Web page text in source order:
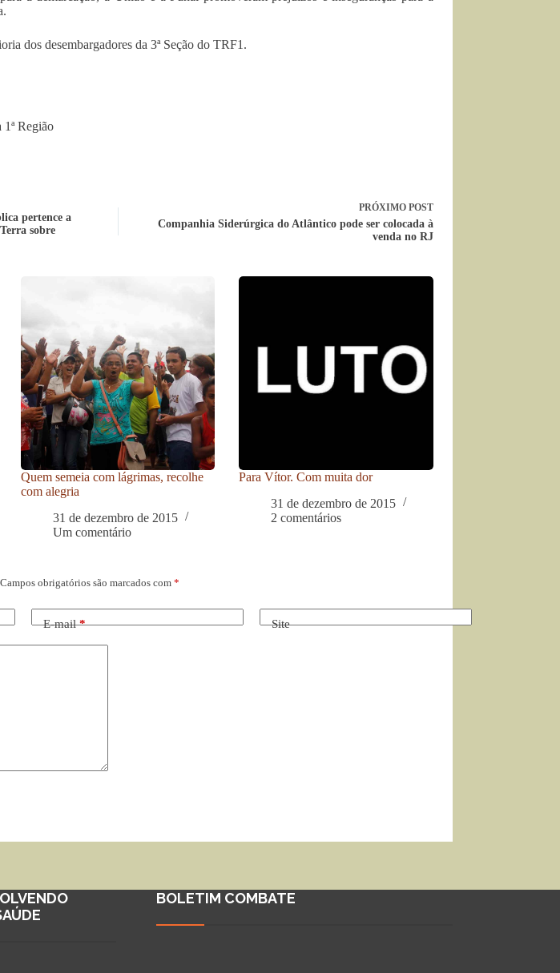
dos desembargadores da 3ª Seção do TRF1.
Região
pertence a
sobre
PRÓXIMO POST
Companhia Siderúrgica do Atlântico pode ser colocada à
venda no RJ
Quem semeia com lágrimas, recolhe
com alegria
31 de dezembro de 2015
Um comentário
Para Vítor. Com muita dor
31 de dezembro de 2015
2 comentários
Campos obrigatórios são marcados com *
E-mail* Site
BOLETIM COMBATE